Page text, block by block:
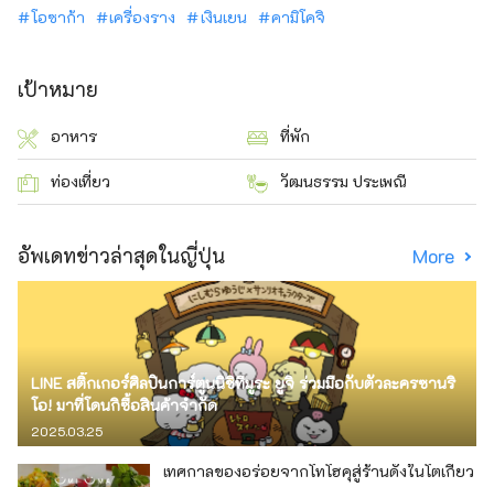
โอซาก้า
เครื่องราง เงินเยน คามิโคจิ
เป้าหมาย
อาหาร ที่พัก
ท่องเที่ยว วัฒนธรรม ประเพณี
อัพเดทข่าวล่าสุดในญี่ปุ่น More
LINE สติ๊กเกอร์ศิลปินการ์ตูนนิชิทีมูระ ยูจิ ร่วมมือกับตัวละครซานริ
โอ! มาที่โดนกิซื้อสินค้าจำกัด
2025.03.25
เทศกาลของอร่อยจากโทโฮคุสู่ร้านดังในโตเกียว